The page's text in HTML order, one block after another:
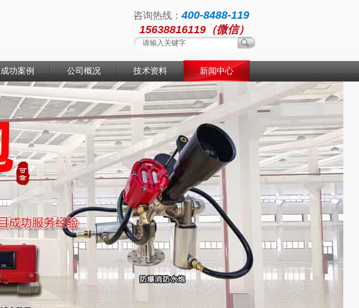
咨询热线：400-8488-119
15638816119（微信）
成功案例 公司概况 技术资料 新闻中心